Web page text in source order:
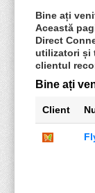
Bine ați
Această
Direct
utilizatori și
clientul
Bine ați
Client